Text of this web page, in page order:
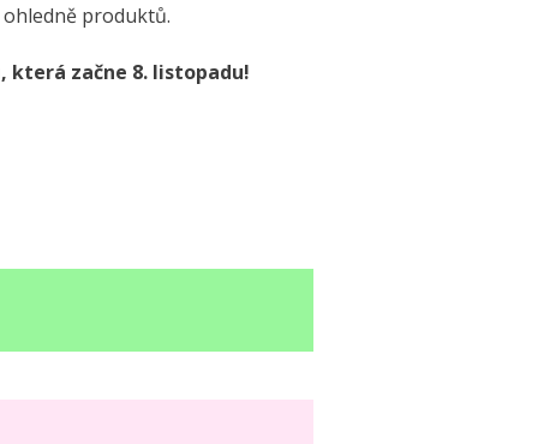
produktů.
která začne 8. listopadu!